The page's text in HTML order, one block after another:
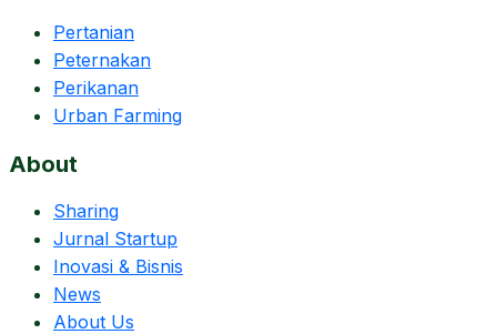
Pertanian
Peternakan
Perikanan
Urban Farming
About
Sharing
Jurnal Startup
Inovasi & Bisnis
News
About Us